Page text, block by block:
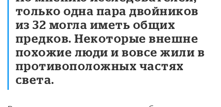
только одна пара двойников
из 32 могла иметь общих
предков. Некоторые внешне
похожие люди и вовсе жили в
противоположных частях
света.